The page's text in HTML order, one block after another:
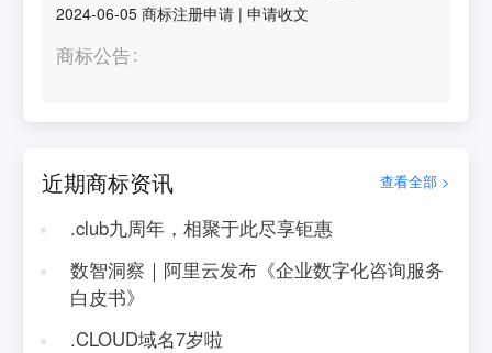
2024-06-05 商标注册申请 |申请收文
商标公告
近期商标资讯 查看全部 >
.club九周年，相聚于此尽享钜惠
数智洞察｜阿里云发布《企业数字化咨询服务
白皮书》
.CLOUD域名7岁啦